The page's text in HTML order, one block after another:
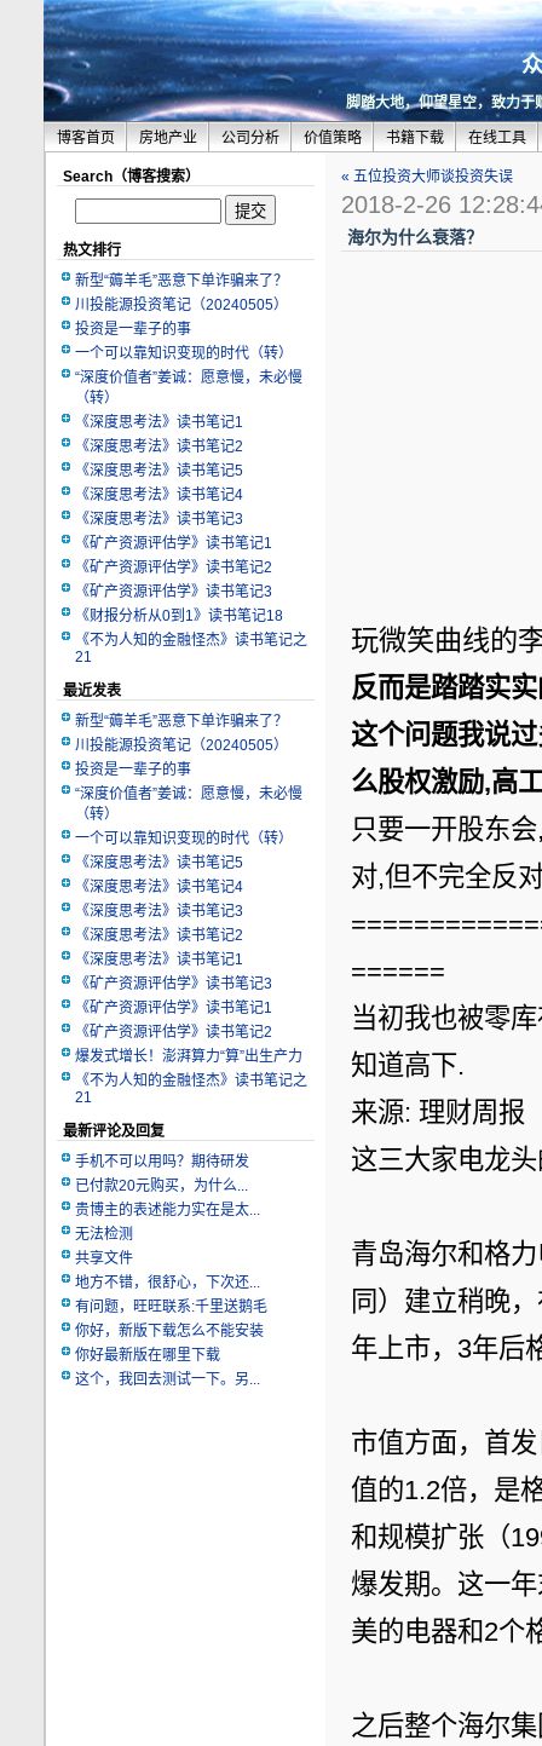
脚踏大地，仰望星空，致力于
博客首页 房地产业 公司分析 价值策略 书籍下载 在线工具
Search（博客搜索）
热文排行
新型“薅羊毛”恶意下单诈骗来了？
川投能源投资笔记（20240505）
投资是一辈子的事
一个可以靠知识变现的时代（转）
“深度价值者”姜诚：愿意慢，未必慢
（转）
《深度思考法》读书笔记1
《深度思考法》读书笔记2
《深度思考法》读书笔记5
《深度思考法》读书笔记4
《深度思考法》读书笔记3
《矿产资源评估学》读书笔记1
《矿产资源评估学》读书笔记2
《矿产资源评估学》读书笔记3
《财报分析从0到1》读书笔记18
《不为人知的金融怪杰》读书笔记之
21
最近发表
新型“薅羊毛”恶意下单诈骗来了？
川投能源投资笔记（20240505）
投资是一辈子的事
“深度价值者”姜诚：愿意慢，未必慢
（转）
一个可以靠知识变现的时代（转）
《深度思考法》读书笔记5
《深度思考法》读书笔记4
《深度思考法》读书笔记3
《深度思考法》读书笔记2
《深度思考法》读书笔记1
《矿产资源评估学》读书笔记3
《矿产资源评估学》读书笔记1
《矿产资源评估学》读书笔记2
爆发式增长！澎湃算力“算”出生产力
《不为人知的金融怪杰》读书笔记之
21
最新评论及回复
手机不可以用吗？期待研发
已付款20元购买，为什么...
贵博主的表述能力实在是太...
无法检测
共享文件
地方不错，很舒心，下次还...
有问题，旺旺联系:千里送鹅毛
你好，新版下载怎么不能安装
你好最新版在哪里下载
这个，我回去测试一下。另...
« 五位投资大师谈投资失误
2018-2-26
海尔为什么衰落？
玩微笑曲线的
反而是踏踏实
这个问题我说
么股权激励,高
只要一开股东
对,但不完全反
======
当初我也被零
知道高下.
来源: 理财周报
这三大家电龙
青岛海尔和格
同）建立稍晚
年上市，3年后
市值方面，首
值的1.2倍，是
和规模扩张（
爆发期。这一
美的电器和2个
之后整个海尔